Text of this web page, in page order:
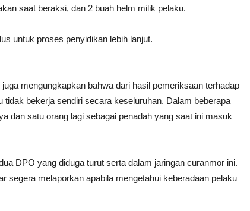
saat beraksi, dan 2 buah helm milik pelaku.
untuk proses penyidikan lebih lanjut.
mengungkapkan bahwa dari hasil pemeriksaan terhadap
tidak bekerja sendiri secara keseluruhan. Dalam beberapa
dan satu orang lagi sebagai penadah yang saat ini masuk
DPO yang diduga turut serta dalam jaringan curanmor ini.
segera melaporkan apabila mengetahui keberadaan pelaku